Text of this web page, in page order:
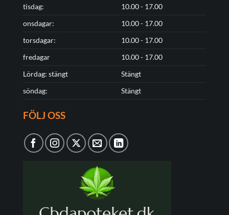
tisdag:
10.00 - 17.00
onsdagar:
10.00 - 17.00
torsdagar:
10.00 - 17.00
fredagar
10.00 - 17.00
Lördag: stängt
Stängt
söndag:
Stängt
FÖLJ OSS